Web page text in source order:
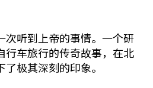
次听到上帝的事情。一个研
行车旅行的传奇故事，在北
极其深刻的印象。